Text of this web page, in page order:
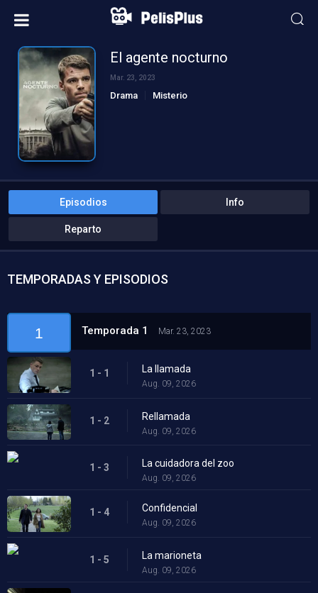
El agente nocturno
Mar. 23, 2023
Drama Misterio
Episodios Info
Reparto
TEMPORADAS Y EPISODIOS
1 Temporada 1 Mar. 23, 2023
1 - 1 La llamada
Aug. 09, 2026
1 - 2 Rellamada
Aug. 09, 2026
1 - 3 La cuidadora del zoo
Aug. 09, 2026
1 - 4 Confidencial
Aug. 09, 2026
1 - 5 La marioneta
Aug. 09, 2026